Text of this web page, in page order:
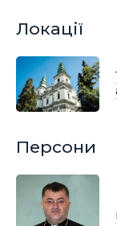
Локації
Персони